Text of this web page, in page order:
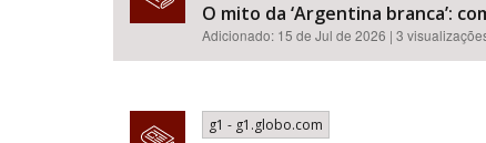
O mito da ‘Argentina branca’:
Adicionado: 15 de Jul de 2026 | 3
g1 - g1.globo.com